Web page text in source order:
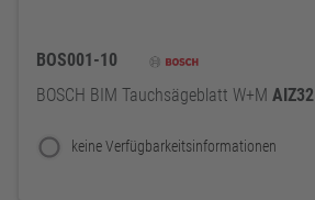
BOS001-10
BOSCH BIM Tauchsägeblatt W+M AIZ32
keine Verfügbarkeitsinformationen